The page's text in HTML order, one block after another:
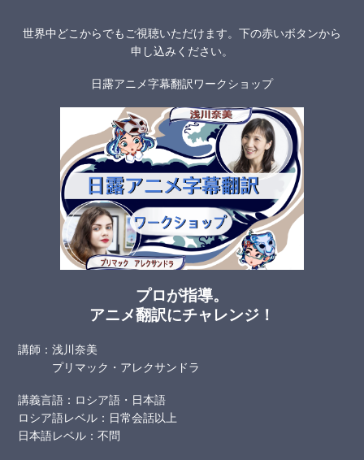
世界中どこからでもご視聴いただけます。下の赤いボタンから
申し込みください。
日露アニメ字幕翻訳ワークショップ
プロが指導。
アニメ翻訳にチャレンジ！
講師：浅川奈美
プリマック・アレクサンドラ
講義言語：ロシア語・日本語
ロシア語レベル：日常会話以上
日本語レベル：不問